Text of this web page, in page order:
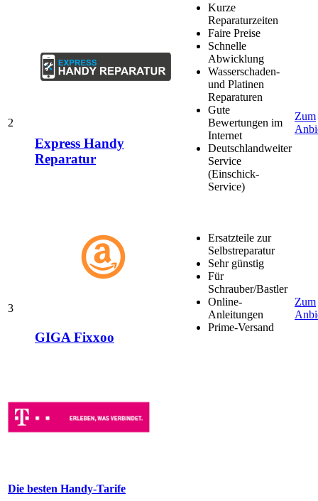
2
Express Handy
Reparatur
Kurze
Reparaturzeiten
Faire Preise
Schnelle
Abwicklung
Wasserschaden-
und Platinen
Reparaturen
Gute
Bewertungen im
Internet
Deutschlandweiter
Service
(Einschick-
Service)
Zum
3
GIGA Fixxoo
Ersatzteile zur
Selbstreparatur
Sehr günstig
Für
Schrauber/Bastler
Online-
Anleitungen
Prime-Versand
Zum
Die besten Handy-Tarife